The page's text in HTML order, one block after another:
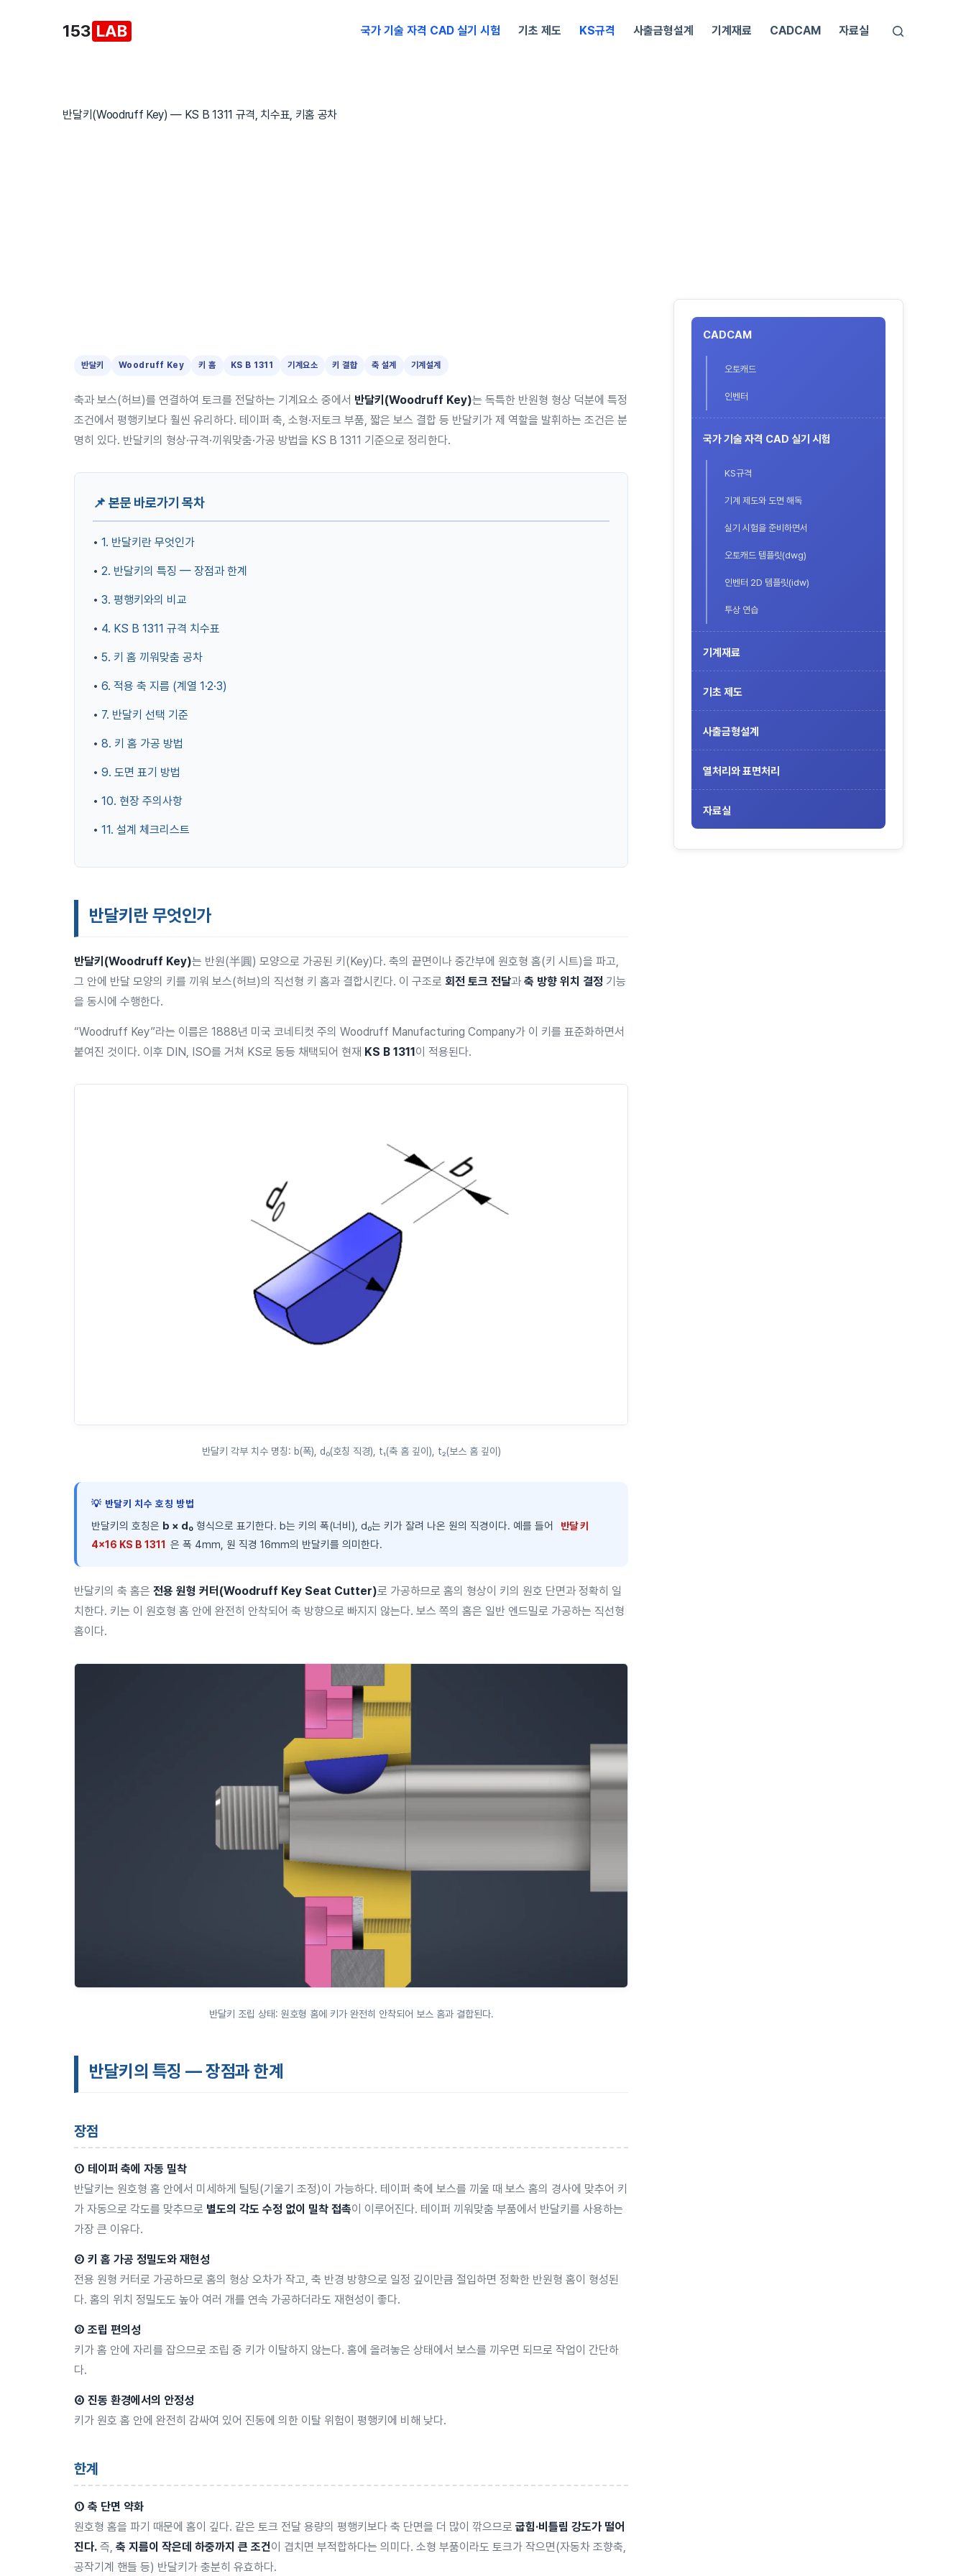
153 LAB 국가 기술 자격 CAD 실기 시험 기초 제도 KS규격 사출금형설계 기계재료 CADCAM 자료실
반달키(Woodruff Key) — KS B 1311 규격, 치수표, 키홈 공차
반달키 Woodruff Key 키 홈 KS B 1311 기계요소 키 결합 축 설계 기계설계
축과 보스(허브)를 연결하여 토크를 전달하는 기계요소 중에서 반달키(Woodruff Key)는 독특한 반원형 형상 덕분에 특정
조건에서 평행키보다 훨씬 유리하다. 테이퍼 축, 소형·저토크 부품, 짧은 보스 결합 등 반달키가 제 역할을 발휘하는 조건은 분
명히 있다. 반달키의 형상·규격·끼워맞춤·가공 방법을 KS B 1311 기준으로 정리한다.
📌 본문 바로가기 목차
•1. 반달키란 무엇인가
•2. 반달키의 특징 — 장점과 한계
•3. 평행키와의 비교
• 4. KS B 1311 규격 치수표
•5. 키 홈 끼워맞춤 공차
•6. 적용 축 지름 (계열 1·2·3)
• 7. 반달키 선택 기준
•8. 키 홈 가공 방법
•9. 도면 표기 방법
•10. 현장 주의사항
•11. 설계 체크리스트
반달키란 무엇인가
반달키(Woodruff Key)는 반원(半圓) 모양으로 가공된 키(Key)다. 축의 끝면이나 중간부에 원호형 홈(키 시트)을 파고,
그 안에 반달 모양의 키를 끼워 보스(허브)의 직선형 키 홈과 결합시킨다. 이 구조로회전 토크 전달과축 방향 위치 결정 기능
을 동시에 수행한다.
“Woodruff Key”라는 이름은 1888년 미국 코네티컷 주의 Woodruff Manufacturing Company가 이 키를 표준화하면서
붙여진 것이다. 이후 DIN, ISO를 거쳐 KS로 동등 채택되어 현재 KS B 1311이 적용된다.
반달키 각부 치수 명칭: b(폭), d₀(호칭 직경), t₁(축 홈 깊이), t₂(보스 홈 깊이)
💡 반달키 치수 호칭 방법
반달키의 호칭은 b × d₀ 형식으로 표기한다. b는 키의 폭(너비), d₀는 키가 잘려 나온 원의 직경이다. 예를 들어
반달 키
4×16 KS B 1311
은 폭 4mm, 원 직경 16mm의 반달키를 의미한다.
반달키의 축 홈은전용 원형 커터(Woodruff Key Seat Cutter)로 가공하므로 홈의 형상이 키의 원호 단면과 정확히 일
치한다. 키는 이 원호형 홈 안에 완전히 안착되어 축 방향으로 빠지지 않는다. 보스 쪽의 홈은 일반 엔드밀로 가공하는 직선형
홈이다.
반달키 조립 상태: 원호형 홈에 키가 완전히 안착되어 보스 홈과 결합된다.
반달키의 특징 — 장점과 한계
장점
① 테이퍼 축에 자동 밀착
반달키는 원호형 홈 안에서 미세하게 틸팅(기울기 조정)이 가능하다. 테이퍼 축에 보스를 끼울 때 보스 홈의 경사에 맞추어 키
가 자동으로 각도를 맞추므로 별도의 각도 수정 없이 밀착 접촉이 이루어진다. 테이퍼 끼워맞춤 부품에서 반달키를 사용하는
가장 큰 이유다.
② 키 홈 가공 정밀도와 재현성
전용 원형 커터로 가공하므로 홈의 형상 오차가 작고, 축 반경 방향으로 일정 깊이만큼 절입하면 정확한 반원형 홈이 형성된
다. 홈의 위치 정밀도도 높아 여러 개를 연속 가공하더라도 재현성이 좋다.
③ 조립 편의성
키가 홈 안에 자리를 잡으므로 조립 중 키가 이탈하지 않는다. 홈에 올려놓은 상태에서 보스를 끼우면 되므로 작업이 간단하
다.
④ 진동 환경에서의 안정성
키가 원호 홈 안에 완전히 감싸여 있어 진동에 의한 이탈 위험이 평행키에 비해 낮다.
한계
① 축 단면 약화
원호형 홈을 파기 때문에 홈이 깊다. 같은 토크 전달 용량의 평행키보다 축 단면을 더 많이 깎으므로굽힘·비틀림 강도가 떨어
진다. 즉,축 지름이 작은데 하중까지 큰 조건이 겹치면 부적합하다는 의미다. 소형 부품이라도 토크가 작으면(자동차 조향축,
공작기계 핸들 등) 반달키가 충분히 유효하다.
CADCAM
오토캐드
인벤터
국가 기술 자격 CAD 실기 시험
KS규격
기계 제도와 도면 해독
실기 시험을 준비하면서
오토캐드 템플릿(dwg)
인벤터 2D 템플릿(idw)
투상 연습
기계재료
기초 제도
사출금형설계
열처리와 표면처리
자료실